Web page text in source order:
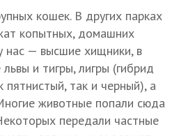
кошек. В других парках
копытных, домашних
нас — высшие хищники, в
и тигры, лигры (гибрид
пятнистый, так и черный), а
животные попали сюда
передали частные